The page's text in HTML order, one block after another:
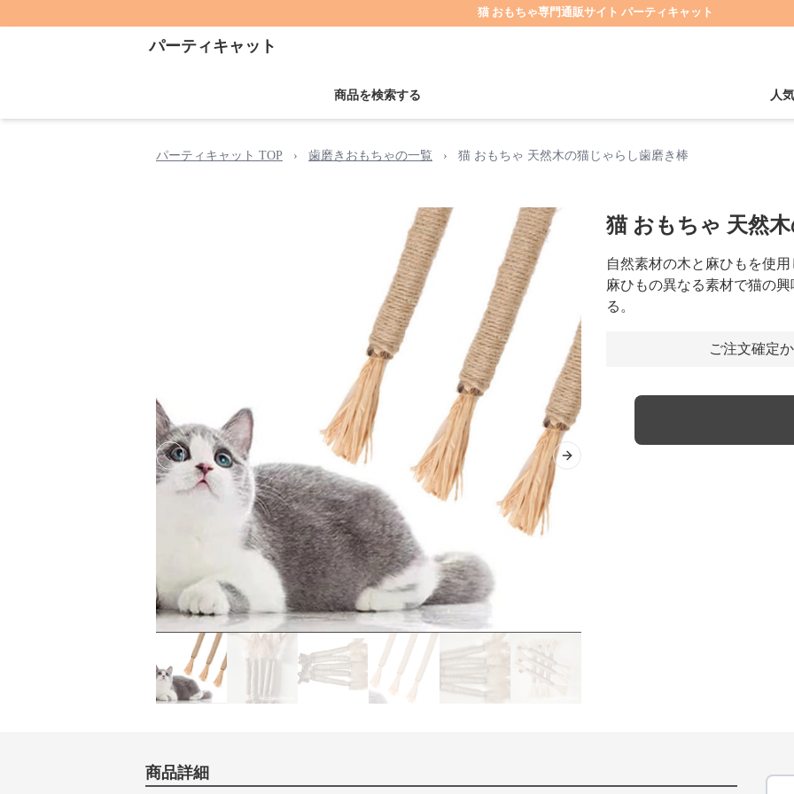
猫 おもちゃ専門通販サイト パーティキャット
パーティキャット
商品を検索する 人
パーティキャット TOP › 歯磨きおもちゃの一覧 › 猫 おもちゃ 天然木の猫じゃらし歯磨き棒
Previous slide Next slide
猫 おもちゃ 天然
自然素材の木と麻ひもを使
麻ひもの異なる素材で猫の
る。
ご注文確定
商品詳細